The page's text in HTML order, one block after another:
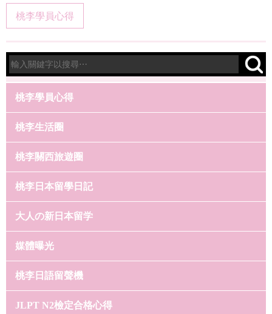
桃李學員心得
桃李學員心得
桃李生活圈
桃李關西旅遊圈
桃李日本留學日記
大人の新日本留学
媒體曝光
桃李日語留聲機
JLPT N2檢定合格心得